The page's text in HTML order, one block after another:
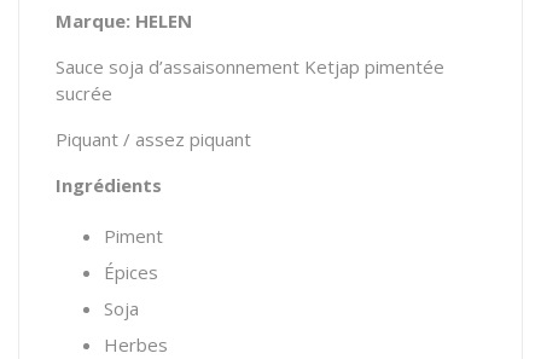
Marque: HELEN
Sauce soja d’assaisonnement Ketjap pimentée
sucrée
Piquant / assez piquant
Ingrédients
Piment
Épices
Soja
Herbes